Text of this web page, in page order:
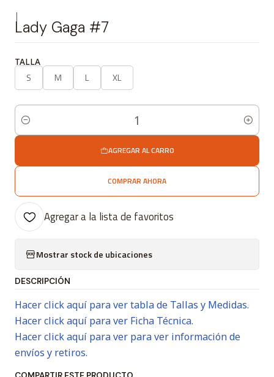
|
Lady Gaga #7
TALLA
S M L XL
Cantidad
AGREGAR AL CARRO
COMPRAR AHORA
Agregar a la lista de favoritos
Mostrar stock de ubicaciones
DESCRIPCIÓN
Hacer click aquí para ver tabla de Tallas y Medidas.
Hacer click aquí para ver Ficha Técnica.
Hacer click aquí para ver para ver información de
envíos y retiros.